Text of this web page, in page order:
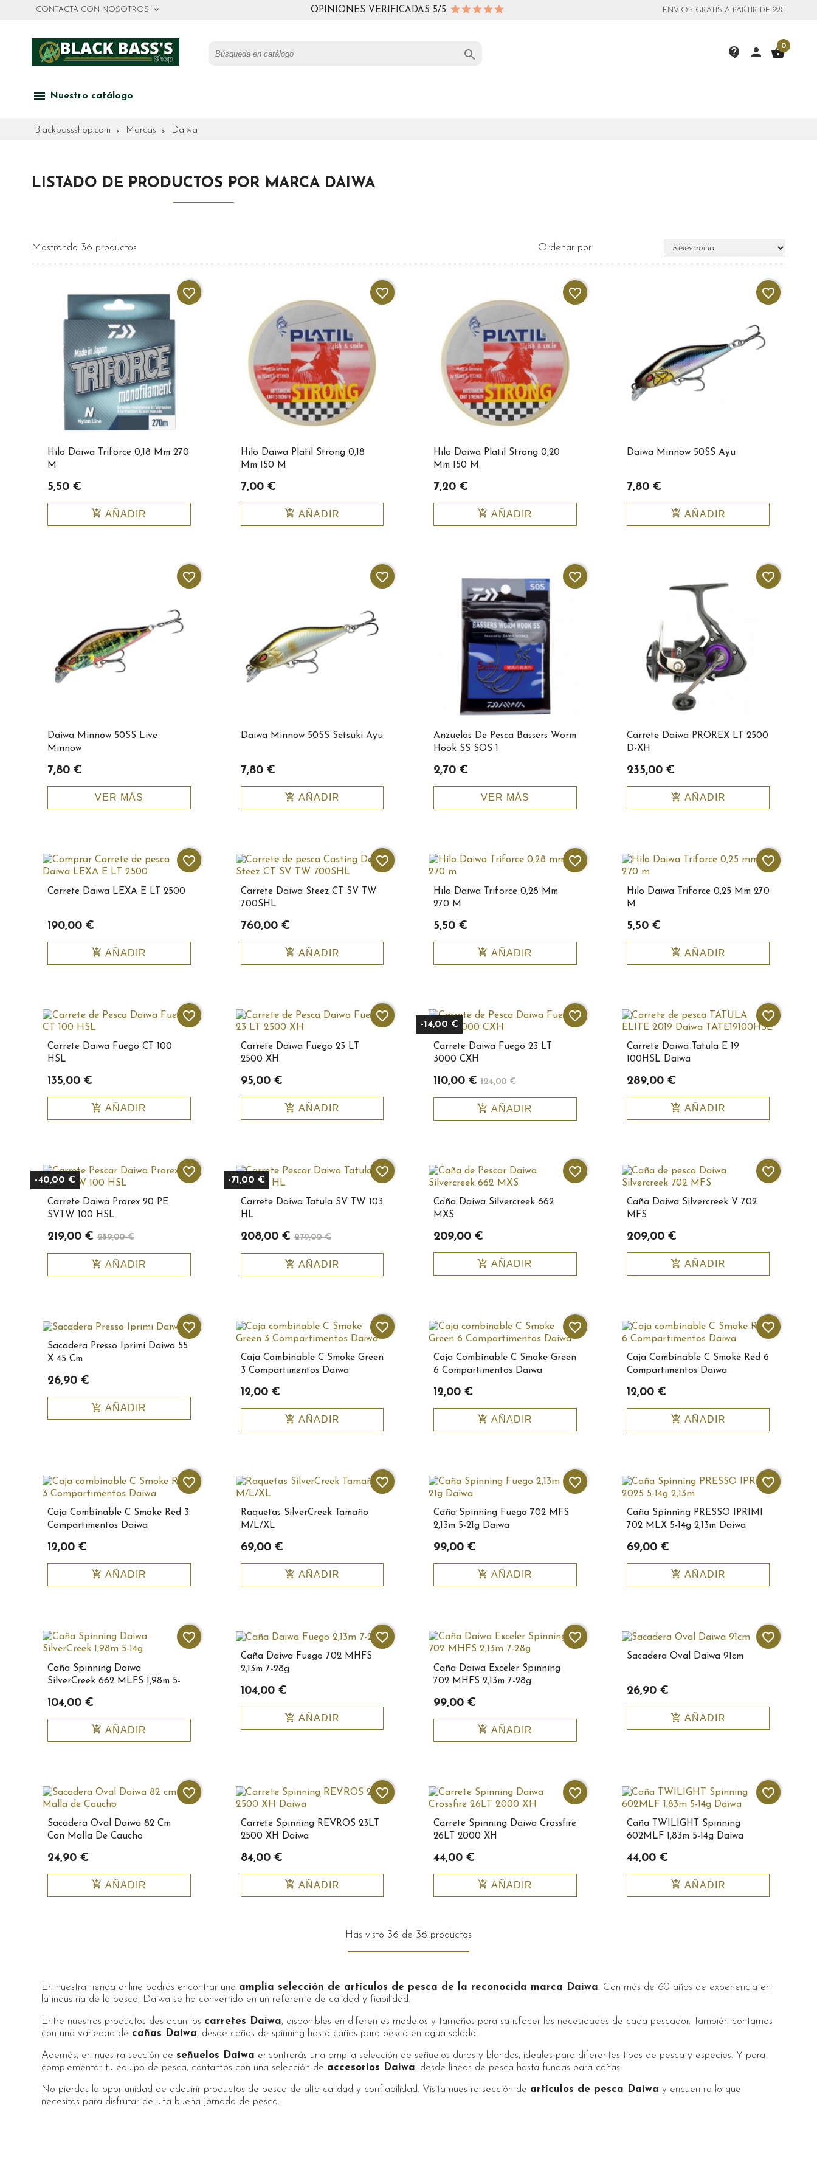
CONTACTA CON NOSOTROS keyboard_arrow_down OPINIONES VERIFICADAS 5/5 ENVIOS GRATIS A PARTIR DE 99€
 contact_support person shopping_basket
0
menu Nuestro catálogo
Blackbassshop.com Marcas Daiwa
LISTADO DE PRODUCTOS POR MARCA DAIWA
Mostrando 36 productos
Hilo Daiwa Triforce 0,18 Mm 270
M
5,50 €
add_shopping_cart AÑADIR
favorite_border
Hilo Daiwa Platil Strong 0,18
Mm 150 M
7,00 €
add_shopping_cart AÑADIR
favorite_border
Hilo Daiwa Platil Strong 0,20
Mm 150 M
7,20 €
add_shopping_cart AÑADIR
favorite_border
Daiwa Minnow 50SS Ayu
7,80 €
add_shopping_cart AÑADIR
favorite_border
Daiwa Minnow 50SS Live
Minnow
7,80 €
VER MÁS
favorite_border
Daiwa Minnow 50SS Setsuki Ayu
7,80 €
add_shopping_cart AÑADIR
favorite_border
Anzuelos De Pesca Bassers Worm
Hook SS SOS 1
2,70 €
VER MÁS
favorite_border
Carrete Daiwa PROREX LT 2500
D-XH
235,00 €
add_shopping_cart AÑADIR
favorite_border
Carrete Daiwa LEXA E LT 2500
190,00 €
add_shopping_cart AÑADIR
favorite_border
Carrete Daiwa Steez CT SV TW
700SHL
760,00 €
add_shopping_cart AÑADIR
favorite_border
Hilo Daiwa Triforce 0,28 Mm
270 M
5,50 €
add_shopping_cart AÑADIR
favorite_border
Hilo Daiwa Triforce 0,25 Mm 270
M
5,50 €
add_shopping_cart AÑADIR
favorite_border
Carrete Daiwa Fuego CT 100
HSL
135,00 €
add_shopping_cart AÑADIR
favorite_border
Carrete Daiwa Fuego 23 LT
2500 XH
95,00 €
add_shopping_cart AÑADIR
favorite_border
Carrete Daiwa Fuego 23 LT
3000 CXH
110,00 € 124,00 €
add_shopping_cart AÑADIR
-14,00 €
favorite_border
Carrete Daiwa Tatula E 19
100HSL Daiwa
289,00 €
add_shopping_cart AÑADIR
favorite_border
Carrete Daiwa Prorex 20 PE
SVTW 100 HSL
219,00 € 259,00 €
add_shopping_cart AÑADIR
-40,00 €
favorite_border
Carrete Daiwa Tatula SV TW 103
HL
208,00 € 279,00 €
add_shopping_cart AÑADIR
-71,00 €
favorite_border
Caña Daiwa Silvercreek 662
MXS
209,00 €
add_shopping_cart AÑADIR
favorite_border
Caña Daiwa Silvercreek V 702
MFS
209,00 €
add_shopping_cart AÑADIR
favorite_border
Sacadera Presso Iprimi Daiwa 55
X 45 Cm
26,90 €
add_shopping_cart AÑADIR
favorite_border
Caja Combinable C Smoke Green
3 Compartimentos Daiwa
12,00 €
add_shopping_cart AÑADIR
favorite_border
Caja Combinable C Smoke Green
6 Compartimentos Daiwa
12,00 €
add_shopping_cart AÑADIR
favorite_border
Caja Combinable C Smoke Red 6
Compartimentos Daiwa
12,00 €
add_shopping_cart AÑADIR
favorite_border
Caja Combinable C Smoke Red 3
Compartimentos Daiwa
12,00 €
add_shopping_cart AÑADIR
favorite_border
Raquetas SilverCreek Tamaño
M/L/XL
69,00 €
add_shopping_cart AÑADIR
favorite_border
Caña Spinning Fuego 702 MFS
2,13m 5-21g Daiwa
99,00 €
add_shopping_cart AÑADIR
favorite_border
Caña Spinning PRESSO IPRIMI
702 MLX 5-14g 2,13m Daiwa
69,00 €
add_shopping_cart AÑADIR
favorite_border
Caña Spinning Daiwa
SilverCreek 662 MLFS 1,98m 5-
104,00 €
add_shopping_cart AÑADIR
favorite_border
Caña Daiwa Fuego 702 MHFS
2,13m 7-28g
104,00 €
add_shopping_cart AÑADIR
favorite_border
Caña Daiwa Exceler Spinning
702 MHFS 2,13m 7-28g
99,00 €
add_shopping_cart AÑADIR
favorite_border
Sacadera Oval Daiwa 91cm
26,90 €
add_shopping_cart AÑADIR
favorite_border
Sacadera Oval Daiwa 82 Cm
Con Malla De Caucho
24,90 €
add_shopping_cart AÑADIR
favorite_border
Carrete Spinning REVROS 23LT
2500 XH Daiwa
84,00 €
add_shopping_cart AÑADIR
favorite_border
Carrete Spinning Daiwa Crossfire
26LT 2000 XH
44,00 €
add_shopping_cart AÑADIR
favorite_border
Caña TWILIGHT Spinning
602MLF 1,83m 5-14g Daiwa
44,00 €
add_shopping_cart AÑADIR
favorite_border
Has visto 36 de 36 productos
En nuestra tienda online podrás encontrar una amplia selección de artículos de pesca de la reconocida marca Daiwa. Con más de 60 años de experiencia en
la industria de la pesca, Daiwa se ha convertido en un referente de calidad y fiabilidad.
Entre nuestros productos destacan los carretes Daiwa, disponibles en diferentes modelos y tamaños para satisfacer las necesidades de cada pescador. También contamos
con una variedad de cañas Daiwa, desde cañas de spinning hasta cañas para pesca en agua salada.
Además, en nuestra sección de señuelos Daiwa encontrarás una amplia selección de señuelos duros y blandos, ideales para diferentes tipos de pesca y especies. Y para
complementar tu equipo de pesca, contamos con una selección de accesorios Daiwa, desde líneas de pesca hasta fundas para cañas.
No pierdas la oportunidad de adquirir productos de pesca de alta calidad y confiabilidad. Visita nuestra sección de artículos de pesca Daiwa y encuentra lo que
necesitas para disfrutar de una buena jornada de pesca.